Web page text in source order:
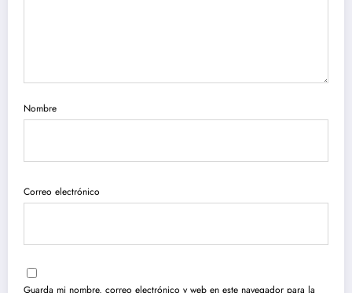
Nombre
Correo electrónico
Guarda mi nombre, correo electrónico y web en este navegador para la